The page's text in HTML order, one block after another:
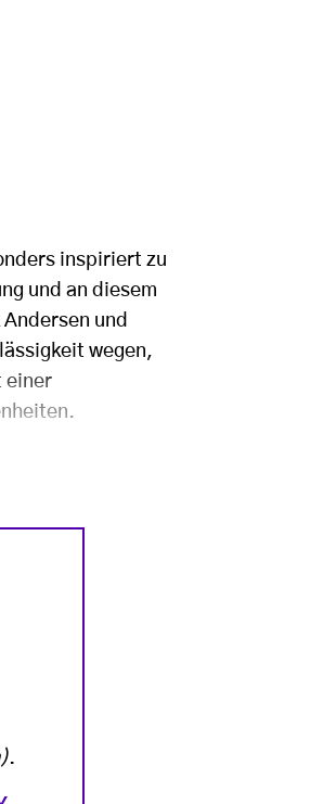
inspiriert zu
und an diesem
und
wegen,
einer
.